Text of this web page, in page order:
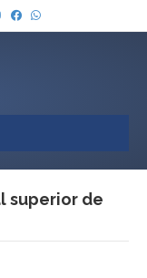
superior de